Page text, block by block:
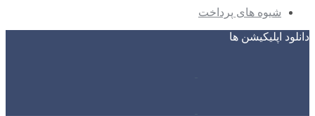
شیوه های پرداخت
دانلود اپلیکیشن ها